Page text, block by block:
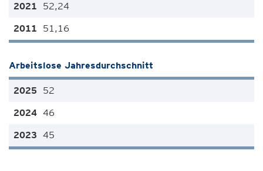
52,24
51,16
Arbeitslose Jahresdurchschnitt
52
46
45